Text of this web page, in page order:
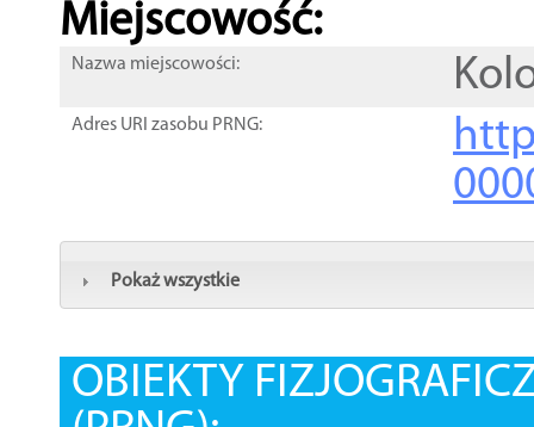
Miejscowość:
Nazwa miejscowości:
Adres URI zasobu PRNG:
Pokaż wszystkie
OBIEKTY